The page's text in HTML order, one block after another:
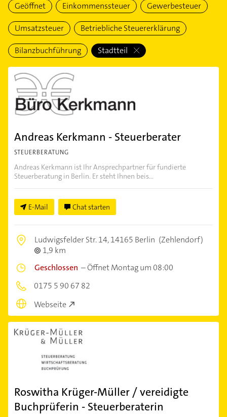
Geöffnet Einkommenssteuer Gewerbesteuer
Umsatzsteuer Betriebliche Steuererklärung
Bilanzbuchführung Stadtteil
Andreas Kerkmann - Steuerberater
STEUERBERATUNG
Andreas Kerkmann ist Ihr Ansprechpartner für fundierte
Steuerberatung in Berlin. Er steht Ihnen beis...
E-Mail Chat starten
Ludwigsfelder Str. 14,14165 Berlin (Zehlendorf)
1,9 km
Geschlossen –Öffnet Montag um 08:00
0175 5 90 67 82
Webseite
Roswitha Krüger-Müller / vereidigte
Buchprüferin - Steuerberaterin